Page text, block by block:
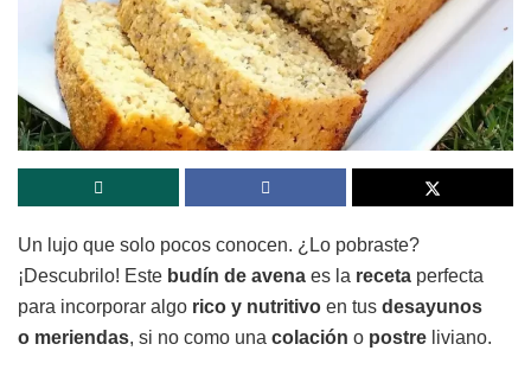
Un lujo que solo pocos conocen. ¿Lo pobraste?
¡Descubrilo! Este budín de avena es la receta perfecta
para incorporar algo rico y nutritivo en tus desayunos
o meriendas, si no como una colación o postre liviano.